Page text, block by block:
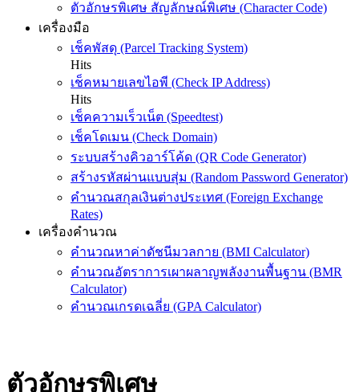
ตัวอักษรพิเศษ สัญลักษณ์พิเศษ (Character Code)
เครื่องมือ
เช็คพัสดุ (Parcel Tracking System)
Hits
เช็คหมายเลขไอพี (Check IP Address)
Hits
เช็คความเร็วเน็ต (Speedtest)
เช็คโดเมน (Check Domain)
ระบบสร้างคิวอาร์โค้ด (QR Code Generator)
สร้างรหัสผ่านแบบสุ่ม (Random Password Generator)
คำนวณสกุลเงินต่างประเทศ (Foreign Exchange
Rates)
เครื่องคำนวณ
คำนวณหาค่าดัชนีมวลกาย (BMI Calculator)
คำนวณอัตราการเผาผลาญพลังงานพื้นฐาน (BMR
Calculator)
คำนวณเกรดเฉลี่ย (GPA Calculator)
ตัวอักษรพิเศษ